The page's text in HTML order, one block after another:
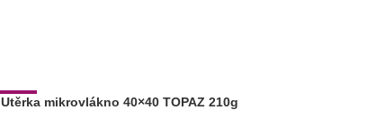
-12%
Utěrka mikrovlákno 40×40 TOPAZ 210g